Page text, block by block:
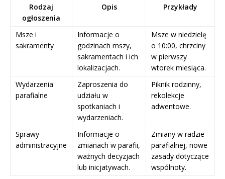
Rodzaj
ogłoszenia
Opis Przykłady
Msze i
sakramenty
Informacje o
godzinach mszy,
sakramentach i ich
lokalizacjach.
Msze w niedzielę
o 10:00, chrzciny
w pierwszy
wtorek miesiąca.
Wydarzenia
parafialne
Zaproszenia do
udziału w
spotkaniach i
wydarzeniach.
Piknik rodzinny,
rekolekcje
adwentowe.
Sprawy
administracyjne
Informacje o
zmianach w parafii,
ważnych decyzjach
lub inicjatywach.
Zmiany w radzie
parafialnej, nowe
zasady dotyczące
wspólnoty.